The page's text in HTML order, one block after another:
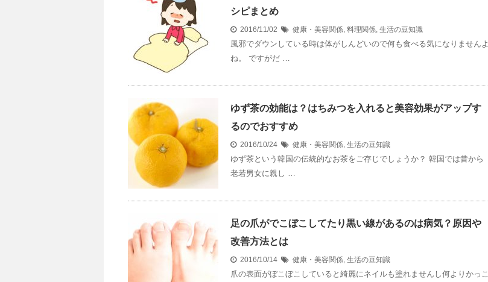
シピまとめ
2016/11/02 健康・美容関係, 料理関係, 生活の豆知識
風邪でダウンしている時は体がしんどいので何も食べる気になりませんよ
ね。 ですがだ …
ゆず茶の効能は？はちみつを入れると美容効果がアップす
るのでおすすめ
2016/10/24 健康・美容関係, 生活の豆知識
ゆず茶という韓国の伝統的なお茶をご存じでしょうか？ 韓国では昔から
老若男女に親し …
足の爪がでこぼこしてたり黒い線があるのは病気？原因や
改善方法とは
2016/10/14 健康・美容関係, 生活の豆知識
爪の表面がぼこぼこしていると綺麗にネイルも塗れませんし何よりかっこ